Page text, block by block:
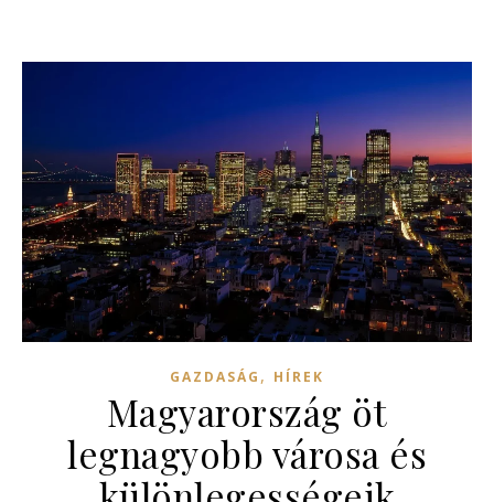
GAZDASÁG , HÍREK
Magyarország öt
legnagyobb városa és